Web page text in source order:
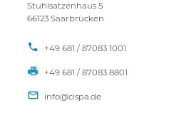
Stuhlsatzenhaus 5
66123 Saarbrücken
+49 681 / 87083 1001
+49 681 / 87083 8801